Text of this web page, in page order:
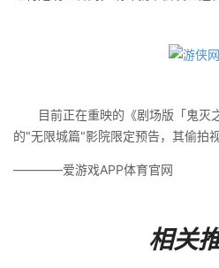
目前正在重映的《剧场版「鬼灭
的"无限城篇"影院限定预告，其偷拍
————爱游戏APP体育官网
相关